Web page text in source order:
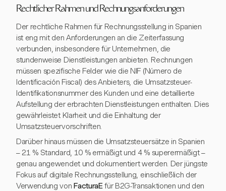
Rechtlicher Rahmen und Rechnungsanforderungen
Der rechtliche Rahmen für Rechnungsstellung in Spanien
ist eng mit den Anforderungen an die Zeiterfassung
verbunden, insbesondere für Unternehmen, die
stundenweise Dienstleistungen anbieten. Rechnungen
müssen spezifische Felder wie die NIF (Número de
Identificación Fiscal) des Anbieters, die Umsatzsteuer-
Identifikationsnummer des Kunden und eine detaillierte
Aufstellung der erbrachten Dienstleistungen enthalten. Dies
gewährleistet Klarheit und die Einhaltung der
Umsatzsteuervorschriften.
Darüber hinaus müssen die Umsatzsteuersätze in Spanien
– 21 % Standard, 10 % ermäßigt und 4 % superermäßigt –
genau angewendet und dokumentiert werden. Der jüngste
Fokus auf digitale Rechnungsstellung, einschließlich der
Verwendung vonFacturaEfür B2G-Transaktionen und den